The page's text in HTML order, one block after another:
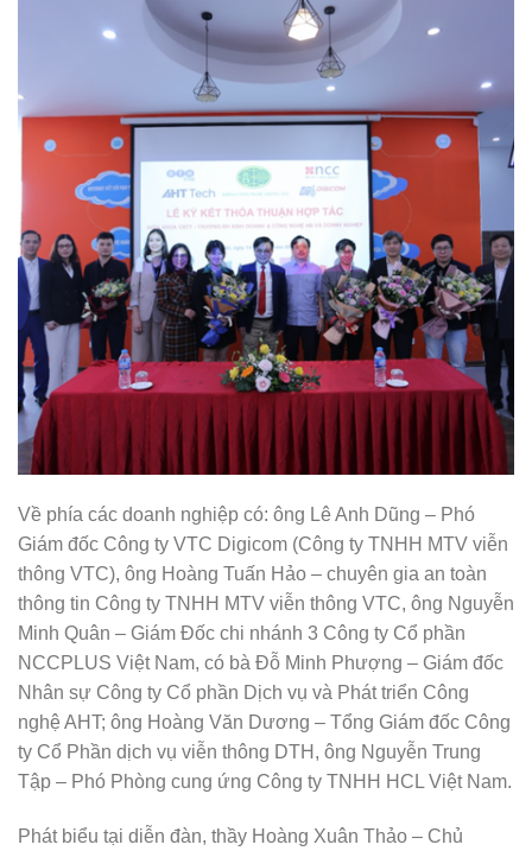
Về phía các doanh nghiệp có: ông Lê Anh Dũng – Phó
Giám đốc Công ty VTC Digicom (Công ty TNHH MTV viễn
thông VTC), ông Hoàng Tuấn Hảo – chuyên gia an toàn
thông tin Công ty TNHH MTV viễn thông VTC, ông Nguyễn
Minh Quân – Giám Đốc chi nhánh 3 Công ty Cổ phần
NCCPLUS Việt Nam, có bà Đỗ Minh Phượng – Giám đốc
Nhân sự Công ty Cổ phần Dịch vụ và Phát triển Công
nghệ AHT; ông Hoàng Văn Dương – Tổng Giám đốc Công
ty Cổ Phần dịch vụ viễn thông DTH, ông Nguyễn Trung
Tập – Phó Phòng cung ứng Công ty TNHH HCL Việt Nam.
Phát biểu tại diễn đàn, thầy Hoàng Xuân Thảo – Chủ